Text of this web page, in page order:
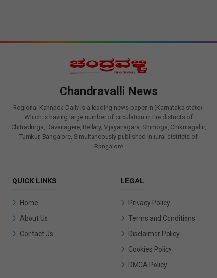
Chandravalli News
Regional Kannada Daily is a leading news paper in (Karnataka state).
Which is having large number of circulation in the districts of
Chitradurga, Davanagere, Bellary, Vijayanagara, Shimoga, Chikmagalur,
Tumkur, Bangalore, Simultaneously published in rural districts of
Bangalore
QUICK LINKS
Home
About Us
Contact Us
LEGAL
Privacy Policy
Terms and Conditions
Disclaimer Policy
Cookies Policy
DMCA Policy